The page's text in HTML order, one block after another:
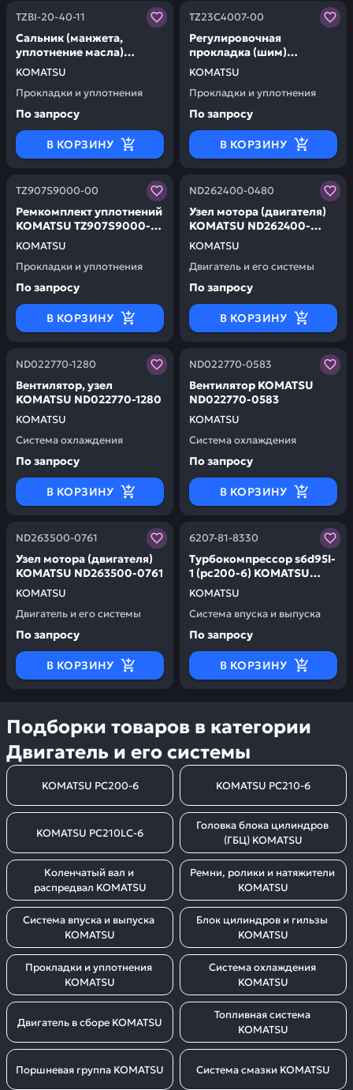
TZBI-20-40-11
KOMATSU
Сальник (манжета,
уплотнение масла)
(комплект) KOMATSU
TZBI-20-40-11
Прокладки и уплотнения
Заказывая запчасти у нас, вы получаете гарантию
По запросу
В КОРЗИНУ
TZ23C4007-00
KOMATSU
Регулировочная
прокладка (шим)
KOMATSU TZ23C4007-00
Прокладки и уплотнения
Заказывая запчасти у
По запросу
В КОРЗИНУ
TZ907S9000-00
KOMATSU
Ремкомплект уплотнений
KOMATSU TZ907S9000-
00
Прокладки и уплотнения
Заказывая запчасти у нас, вы получаете гарантию
По запросу
В КОРЗИНУ
ND262400-0480
KOMATSU
Узел мотора (двигателя)
KOMATSU ND262400-
0480
Двигатель и его системы
Заказывая запчасти у
По запросу
В КОРЗИНУ
ND022770-1280
KOMATSU
Вентилятор, узел
KOMATSU ND022770-1280
Система охлаждения
Заказывая запчасти у нас, вы получаете гарантию
По запросу
В КОРЗИНУ
ND022770-0583
KOMATSU
Вентилятор KOMATSU
ND022770-0583
Система охлаждения
Заказывая запчасти у
По запросу
В КОРЗИНУ
ND263500-0761
KOMATSU
Узел мотора (двигателя)
KOMATSU ND263500-0761
Двигатель и его системы
Заказывая запчасти у нас, вы получаете гарантию
По запросу
В КОРЗИНУ
6207-81-8330
KOMATSU
Турбокомпрессор s6d95l-
1 (pc200-6) KOMATSU
6207-81-8330
Система впуска и выпуска
Заказывая запчасти у
По запросу
В КОРЗИНУ
Подборки товаров в категории
Двигатель и его системы
KOMATSU PC200-6 KOMATSU PC210-6
KOMATSU PC210LC-6
Головка блока цилиндров
(ГБЦ) KOMATSU
Коленчатый вал и
распредвал KOMATSU
Ремни, ролики и натяжители
KOMATSU
Система впуска и выпуска
KOMATSU
Блок цилиндров и гильзы
KOMATSU
Прокладки и уплотнения
KOMATSU
Система охлаждения
KOMATSU
Двигатель в сборе KOMATSU
Топливная система
KOMATSU
Поршневая группа KOMATSU Система смазки KOMATSU